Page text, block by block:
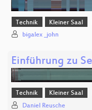
Technik Kleiner Saal
bigalex _john
Einführung zu
Technik Kleiner Saal
Daniel Reusche